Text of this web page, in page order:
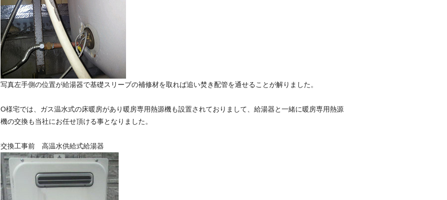
写真左手側の位置が給湯器で基礎スリーブの補修材を取れば追い焚き配管を通せることが解りました。
O様宅では、ガス温水式の床暖房があり暖房専用熱源機も設置されておりまして、給湯器と一緒に暖房専用熱源
機の交換も当社にお任せ頂ける事となりました。
交換工事前 高温水供給式給湯器